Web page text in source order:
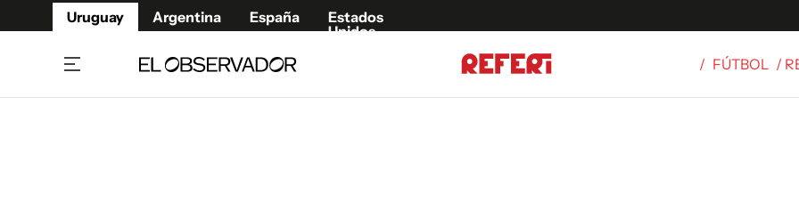
Uruguay Argentina España
Estados
Unidos
/ FÚTBOL /